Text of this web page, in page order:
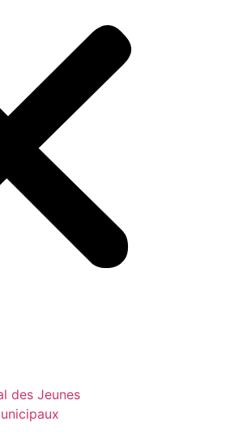
des Jeunes